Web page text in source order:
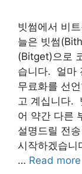
빗썸에서 비
늘은 빗썸
(Bitget)으로
습니다. ​ 얼마
무료화를 선
고 계십니다.
어 약간 다른
설명드릴 전
시작하겠습니
… Read more